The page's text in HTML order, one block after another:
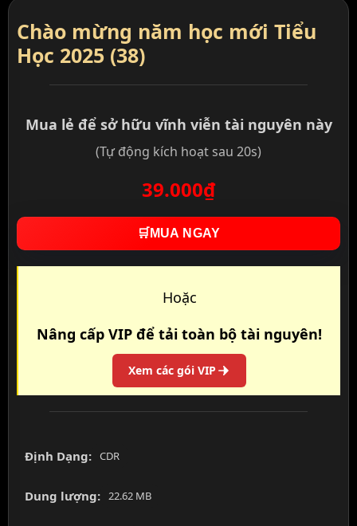
Chào mừng năm học mới Tiểu
Học 2025 (38)
Mua lẻ để sở hữu vĩnh viễn tài nguyên này
(Tự động kích hoạt sau 20s)
39.000₫
🛒 MUA NGAY
Hoặc
Nâng cấp VIP để tải toàn bộ tài nguyên!
Xem các gói VIP
Định Dạng: CDR
Dung lượng: 22.62 MB